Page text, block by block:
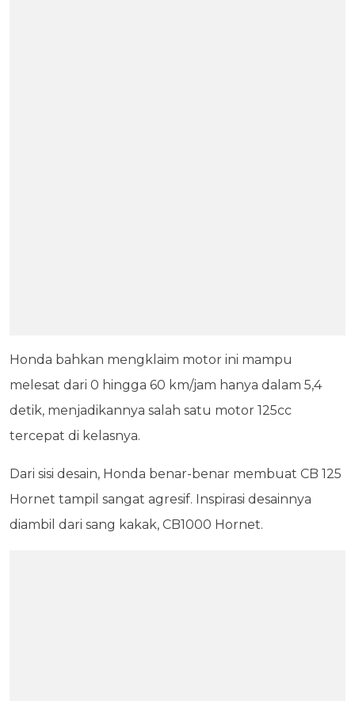
Honda bahkan mengklaim motor ini mampu
melesat dari 0 hingga 60 km/jam hanya dalam 5,4
detik, menjadikannya salah satu motor 125cc
tercepat di kelasnya.
Dari sisi desain, Honda benar-benar membuat CB 125
Hornet tampil sangat agresif. Inspirasi desainnya
diambil dari sang kakak, CB1000 Hornet.